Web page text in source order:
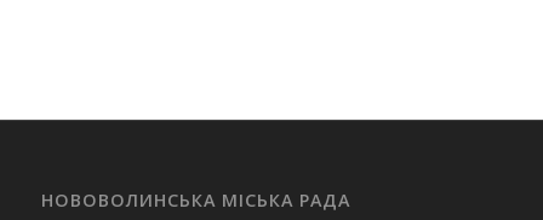
НОВОВОЛИНСЬКА МІСЬКА РАДА